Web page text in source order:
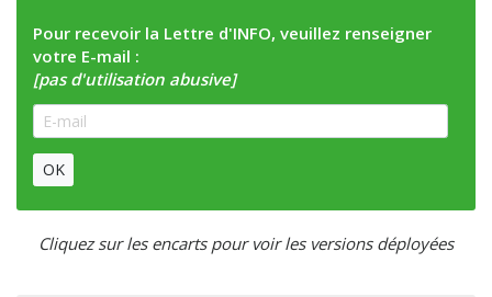
Pour recevoir la Lettre d'INFO, veuillez renseigner
votre E-mail :
[pas d'utilisation abusive]
OK
Cliquez sur les encarts pour voir les versions déployées